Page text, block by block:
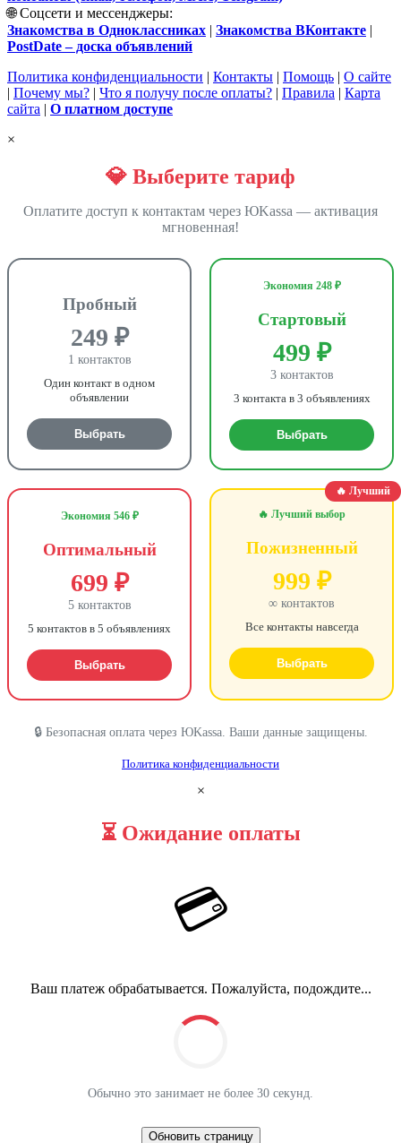
🌐 Соцсети и мессенджеры:
Знакомства в Одноклассниках | Знакомства ВКонтакте |
PostDate – доска объявлений
Политика конфиденциальности | Контакты | Помощь | О сайте
| Почему мы? | Что я получу после оплаты? | Правила | Карта
сайта | О платном доступе
×
💎 Выберите тариф
Оплатите доступ к контактам через ЮKassa — активация
мгновенная!
Пробный
249 ₽
1 контактов
Один контакт в одном
объявлении
Выбрать
Экономия 248 ₽
Стартовый
499 ₽
3 контактов
3 контакта в 3 объявлениях
Выбрать
Экономия 546 ₽
Оптимальный
699 ₽
5 контактов
5 контактов в 5 объявлениях
Выбрать
🔥 Лучший
🔥 Лучший выбор
Пожизненный
999 ₽
∞ контактов
Все контакты навсегда
Выбрать
🔒 Безопасная оплата через ЮKassa. Ваши данные защищены.
Политика конфиденциальности
×
⏳ Ожидание оплаты
💳
Ваш платеж обрабатывается. Пожалуйста, подождите...
Обычно это занимает не более 30 секунд.
Обновить страницу